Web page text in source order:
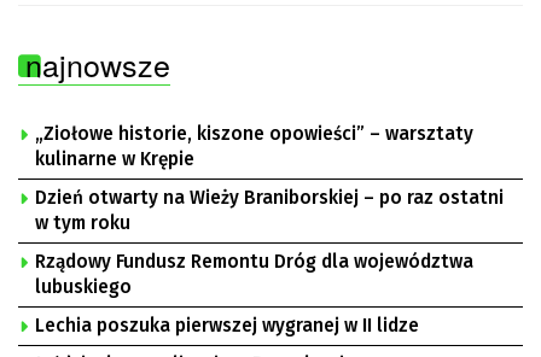
najnowsze
„Ziołowe historie, kiszone opowieści” – warsztaty
kulinarne w Krępie
Dzień otwarty na Wieży Braniborskiej – po raz ostatni
w tym roku
Rządowy Fundusz Remontu Dróg dla województwa
lubuskiego
Lechia poszuka pierwszej wygranej w II lidze